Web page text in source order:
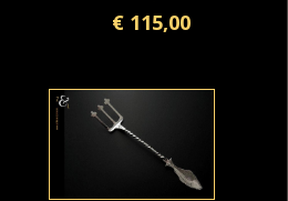
€115,00